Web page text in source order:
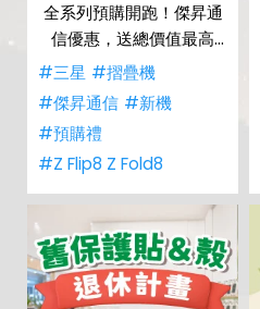
全系列預購開跑！傑昇通
信優惠，送總價值最高
$2,180 好禮
#三星 #摺疊機
#傑昇通信 #新機
#預購禮
#Z Flip8 Z Fold8